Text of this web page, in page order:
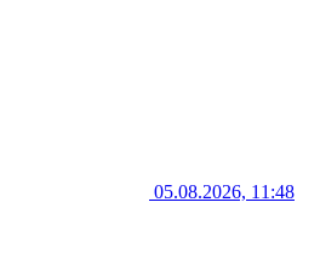
05.08.2026, 11:48